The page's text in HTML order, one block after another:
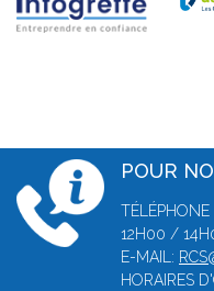
POUR
12H00 /
E-MAIL:
HORAIRES